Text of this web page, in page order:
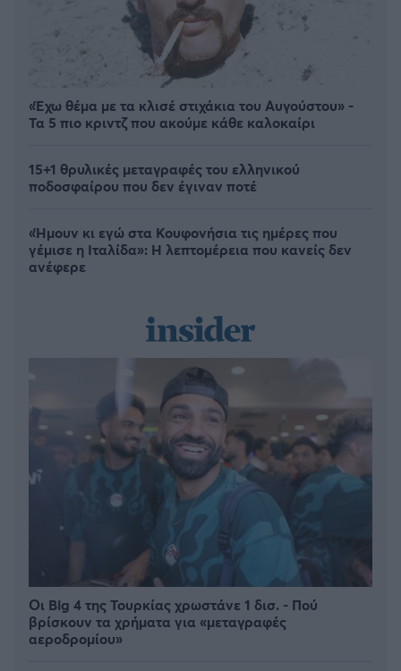
«Έχω θέμα με τα κλισέ στιχάκια του Αυγούστου» -
Τα 5 πιο κριντζ που ακούμε κάθε καλοκαίρι
15+1 θρυλικές μεταγραφές του ελληνικού
ποδοσφαίρου που δεν έγιναν ποτέ
«Ήμουν κι εγώ στα Κουφονήσια τις ημέρες που
γέμισε η Ιταλίδα»: Η λεπτομέρεια που κανείς δεν
ανέφερε
Οι Big 4 της Τουρκίας χρωστάνε 1 δισ. - Πού
βρίσκουν τα χρήματα για «μεταγραφές
αεροδρομίου»